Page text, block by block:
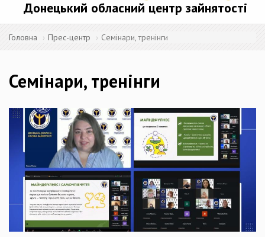
Донецький обласний центр зайнятості
Головна Прес-центр Семінари, тренінги
Семінари, тренінги